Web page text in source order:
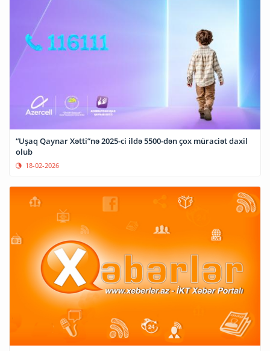
“Uşaq Qaynar Xətti”nə 2025-ci ildə 5500-dən çox müraciət daxil
olub
18-02-2026